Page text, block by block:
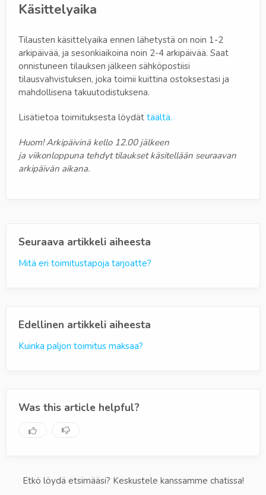
Käsittelyaika
Tilausten käsittelyaika ennen lähetystä on noin 1-2
arkipäivää, ja sesonkiaikoina noin 2-4 arkipäivää. Saat
onnistuneen tilauksen jälkeen sähköpostiisi
tilausvahvistuksen, joka toimii kuittina ostoksestasi ja
mahdollisena takuutodistuksena.
Lisätietoa toimituksesta löydät täältä.
Huom! Arkipäivinä kello 12.00 jälkeen
ja viikonloppuna tehdyt tilaukset käsitellään seuraavan
arkipäivän aikana.
Seuraava artikkeli aiheesta
Mitä eri toimitustapoja tarjoatte?
Edellinen artikkeli aiheesta
Kuinka paljon toimitus maksaa?
Was this article helpful?
Etkö löydä etsimääsi? Keskustele kanssamme chatissa!